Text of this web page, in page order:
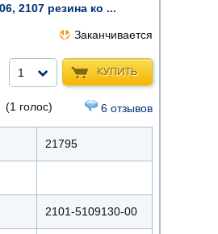
2107 резина ко ...
Заканчивается
КУПИТЬ
1
(1 голос) 6 отзывов
21795
2101-5109130-00